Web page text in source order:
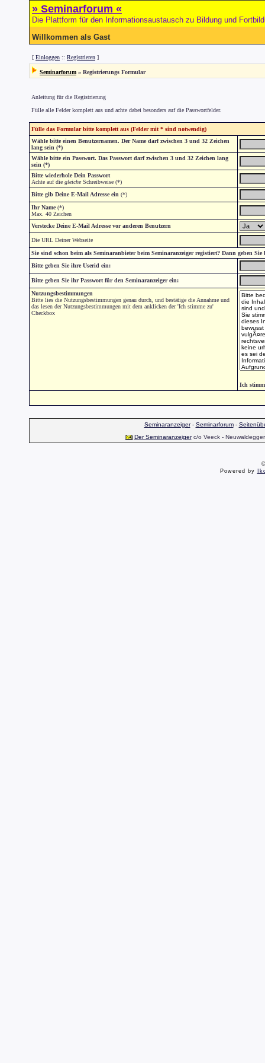
» Seminarforum «
Die Plattform für den Informationsaustausch zu Bildung und
Willkommen als Gast
[ Einloggen :: Registrieren ]
Seminarforum » Registrierungs Formular
Anleitung für die Registrierung
Fülle alle Felder komplett aus und achte dabei besonders auf die Passwortfelder.
Fülle das Formular bitte komplett aus (Felder mit * sind notwendig)
Wähle bitte einen Benutzernamen. Der Name darf zwischen 3 und 32 Zeichen
lang sein (*)
Wähle bitte ein Passwort. Das Passwort darf zwischen 3 und 32 Zeichen lang
sein (*)
Bitte wiederhole Dein Passwort
Achte auf die gleiche Schreibweise (*)
Bitte gib Deine E-Mail Adresse ein (*)
Ihr Name(*)
Max. 40 Zeichen
Verstecke Deine E-Mail Adresse vor anderen Benutzern
Die URL Deiner Webseite
Sie sind schon beim als Seminaranbieter beim Seminaranzeiger registiert? Dann geben
Bitte geben Sie ihre Userid ein:
Bitte geben Sie ihr Passwort für den Seminaranzeiger ein:
Nutzungsbestimmungen
Bitte lies die Nutzungsbestimmungen genau durch, und bestätige die Annahme und
das lesen der Nutzungsbestimmungen mit dem anklicken der 'Ich stimme zu'
Checkbox
Ich
Seminaranzeiger- Seminarforum-
Der Seminaranzeigerc/o Veeck -
Powered by